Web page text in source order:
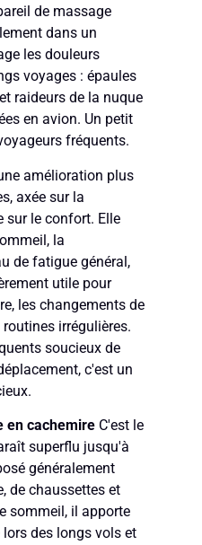
de massage
dans un
les douleurs
voyages : épaules
raideurs de la nuque
en avion. Un petit
fréquents.
amélioration plus
axée sur la
sur le confort. Elle
la
de fatigue général,
utile pour
les changements de
irrégulières.
soucieux de
c'est un
en cachemire C'est le
superflu jusqu'à
généralement
de chaussettes et
sommeil, il apporte
des longs vols et